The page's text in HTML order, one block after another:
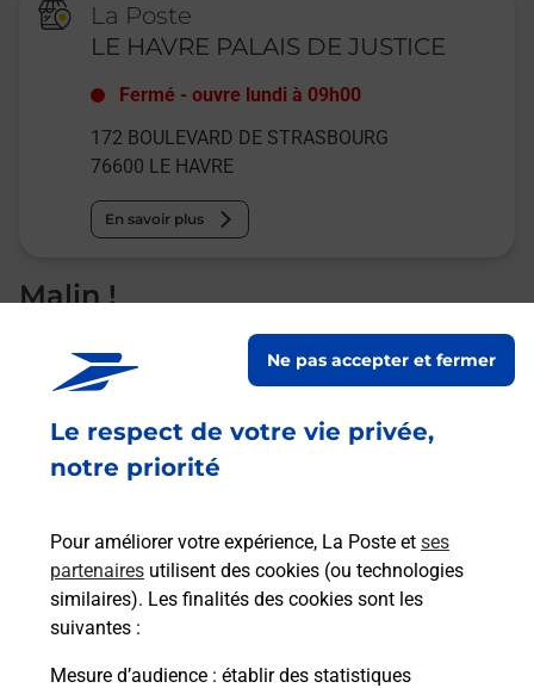
Le respect de votre vie privée,
notre priorité
Pour améliorer votre expérience, La Poste et ses
partenaires utilisent des cookies (ou technologies
similaires). Les finalités des cookies sont les
suivantes :
Mesure d’audience : établir des statistiques
Ne pas accepter et fermer
La Poste
LE HAVRE PALAIS DE JUSTICE
Fermé -ouvre lundi à 09h00
172 BOULEVARD DE STRASBOURG
76600 LE HAVRE
En savoir plus
Malin !
La Poste
en ligne
Ouvert 24h/24
Recherchez un autre point de contact